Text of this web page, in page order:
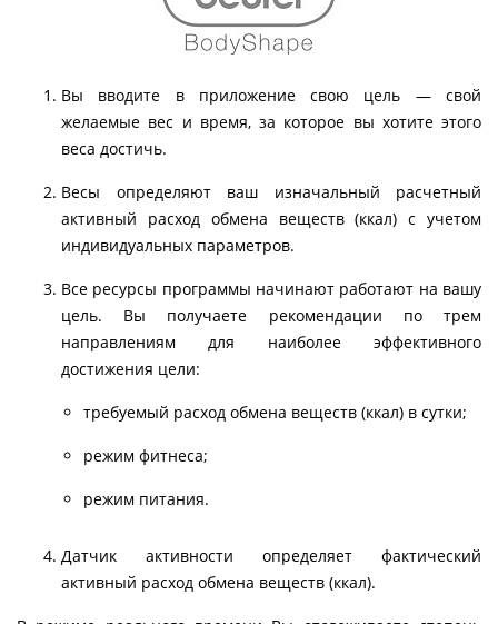
Вы вводите в приложение свою цель — свой
желаемые вес и время, за которое вы хотите этого
веса достичь.
Весы определяют ваш изначальный расчетный
активный расход обмена веществ (ккал) с учетом
индивидуальных параметров.
Все ресурсы программы начинают работают на вашу
цель. Вы получаете рекомендации по трем
направлениям для наиболее эффективного
достижения цели:
требуемый расход обмена веществ (ккал) в сутки;
режим фитнеса;
режим питания.
Датчик активности определяет фактический
активный расход обмена веществ (ккал).